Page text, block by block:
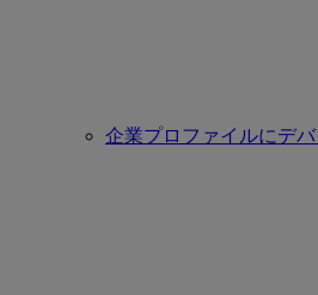
企業プロファイルにデ